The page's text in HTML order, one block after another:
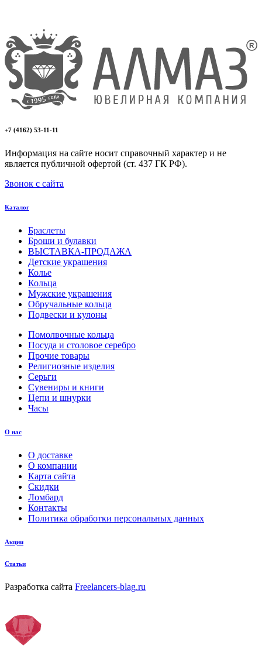
+7 (4162) 53-11-11
Информация на сайте носит справочный характер и не
является публичной офертой (ст. 437 ГК РФ).
Звонок с сайта
Каталог
Браслеты
Броши и булавки
ВЫСТАВКА-ПРОДАЖА
Детские украшения
Колье
Кольца
Мужские украшения
Обручальные кольца
Подвески и кулоны
Помолвочные кольца
Посуда и столовое серебро
Прочие товары
Религиозные изделия
Серьги
Сувениры и книги
Цепи и шнурки
Часы
О нас
О доставке
О компании
Карта сайта
Скидки
Ломбард
Контакты
Политика обработки персональных данных
Акции
Статьи
Разработка сайта Freelancers-blag.ru